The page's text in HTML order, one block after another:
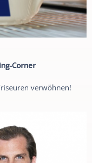
Corner
verwöhnen!